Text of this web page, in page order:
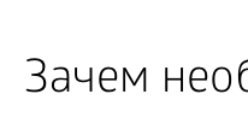
Зачем